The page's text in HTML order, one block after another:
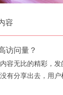
容
访问量？
容无比的精彩，发
有分享出去，用